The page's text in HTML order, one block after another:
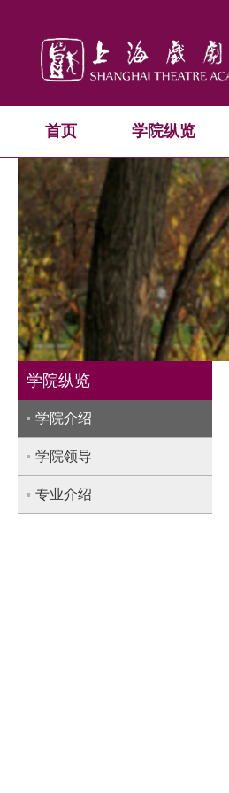
首页 学院纵览
学院纵览
学院介绍
学院领导
专业介绍